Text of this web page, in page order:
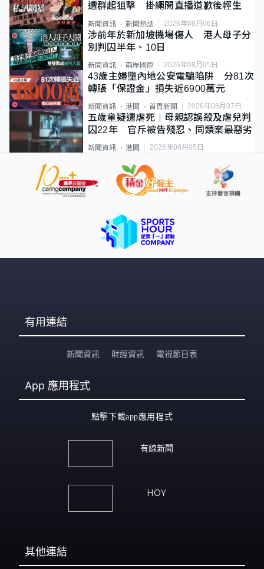
遭群起狙擊 掛繩開直播道歉後輕生
新聞資訊 新聞熱話 2026年08月06日
涉前年於新加坡機場傷人 港人母子分
別判囚半年、10日
新聞資訊 兩岸國際 2026年08月05日
43歲主婦墮內地公安電騙陷阱 分81次
轉賬「保證金」損失近6900萬元
新聞資訊 港聞 首頁新聞 2026年08月07日
五歲童疑遭虐死｜母親認誤殺及虐兒判
囚22年 官斥被告殘忍、同類案最惡劣
新聞資訊 港聞 2026年08月05日
有用連結
新聞資訊 財經資訊 電視節目表
App 應用程式
點擊下載app應用程式
有線新聞
HOY
其他連結